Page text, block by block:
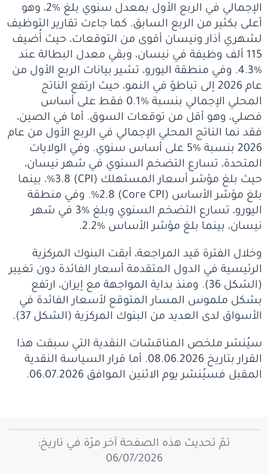
الإجمالي في الربع الأول بمعدل سنوي بلغ %2، وهو
أعلى بكثير من الربع السابق. كما جاءت تقارير التوظيف
لشهري آذار ونيسان أقوى من التوقعات، حيث أُضيف
115 ألف وظيفة في نيسان، وبقي معدل البطالة عند
%4.3. وفي منطقة اليورو، تشير بيانات الربع الأول من
عام 2026 إلى تباطؤ في النمو، حيث ارتفع الناتج
المحلي الإجمالي بنسبة %0.1 فقط على أساس
فصلي، وهو أقل من توقعات السوق. أما في الصين،
فقد نما الناتج المحلي الإجمالي في الربع الأول من عام
2026 بنسبة %5 على أساس سنوي. وفي الولايات
المتحدة، تسارع التضخم السنوي في شهر نيسان،
حيث بلغ مؤشر أسعار المستهلك (CPI) %3.8، بينما
بلغ مؤشر الأساس (Core CPI) %2.8. وفي منطقة
اليورو، تسارع التضخم السنوي وبلغ %3 في شهر
نيسان، بينما بلغ مؤشر الأساس %2.2.
وخلال الفترة قيد المراجعة، أبقت البنوك المركزية
الرئيسية في الدول المتقدمة أسعار الفائدة دون تغيير
(الشكل 36). ومنذ بداية المواجهة مع إيران، ارتفع
بشكل ملموس المسار المتوقع لأسعار الفائدة في
الأسواق لدى العديد من البنوك المركزية (الشكل 37).
سيُنشر ملخص المناقشات النقدية التي سبقت هذا
القرار بتاريخ 08.06.2026. أما قرار السياسة النقدية
المقبل فسيُنشر يوم الاثنين الموافق 06.07.2026.
تمّ تحديث هذه الصفحة آخر مرّة في تاريخ:
06/07/2026